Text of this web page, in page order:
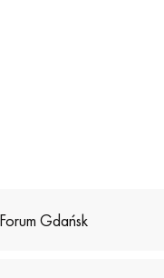
Forum Gdańsk